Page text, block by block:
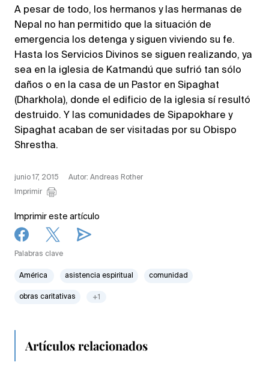
A pesar de todo, los hermanos y las hermanas de
Nepal no han permitido que la situación de
emergencia los detenga y siguen viviendo su fe.
Hasta los Servicios Divinos se siguen realizando, ya
sea en la iglesia de Katmandú que sufrió tan sólo
daños o en la casa de un Pastor en Sipaghat
(Dharkhola), donde el edificio de la iglesia sí resultó
destruido. Y las comunidades de Sipapokhare y
Sipaghat acaban de ser visitadas por su Obispo
Shrestha.
junio 17, 2015
Autor: Andreas Rother
Imprimir
Imprimir este artículo
Palabras clave
América asistencia espiritual comunidad
obras caritativas +1
Artículos relacionados